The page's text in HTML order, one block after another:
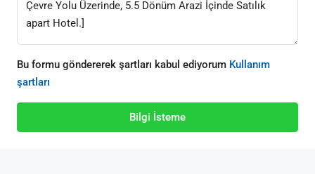
Bu formu göndererek şartları kabul ediyorum Kullanım
şartları
Bilgi İsteme